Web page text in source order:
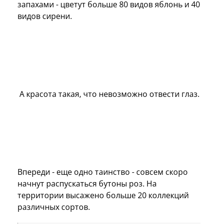
запахами - цветут больше 80 видов яблонь и 40
видов сирени.
А красота такая, что невозможно отвести глаз.
Впереди - еще одно таинство - совсем скоро
начнут распускаться бутоны роз. На
территории высажено больше 20 коллекций
различных сортов.